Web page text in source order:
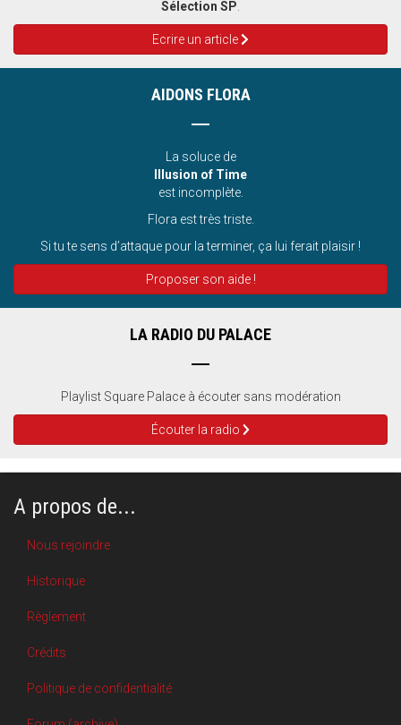
Sélection SP.
Ecrire un article
AIDONS FLORA
La soluce de
Illusion of Time
est incomplète.
Flora est très triste.
Si tu te sens d’attaque pour la terminer, ça lui ferait plaisir !
Proposer son aide !
LA RADIO DU PALACE
Playlist Square Palace à écouter sans modération
Écouter la radio
A propos de...
Nous rejoindre
Historique
Règlement
Crédits
Politique de confidentialité